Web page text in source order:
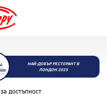
НАЙ-ДОБЪР РЕСТОРАНТ В
ЛОНДОН 2025
достъпност